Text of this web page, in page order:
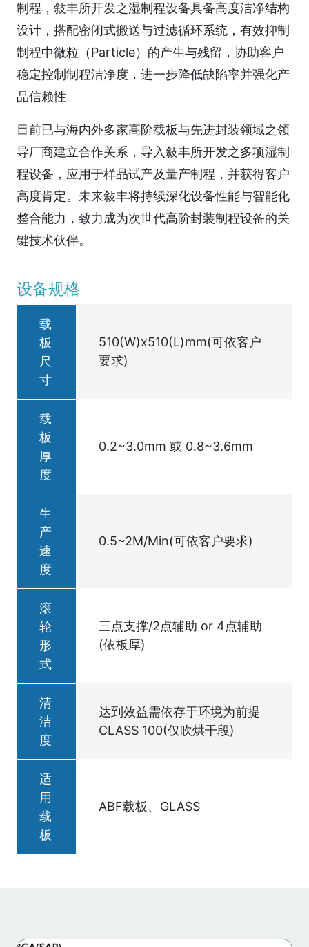
制程，敍丰所开发之湿制程设备具备高度洁净结构
设计，搭配密闭式搬送与过滤循环系统，有效抑制
制程中微粒（Particle）的产生与残留，协助客户
稳定控制制程洁净度，进一步降低缺陷率并强化产
品信赖性。
目前已与海内外多家高阶载板与先进封装领域之领
导厂商建立合作关系，导入敍丰所开发之多项湿制
程设备，应用于样品试产及量产制程，并获得客户
高度肯定。未来敍丰将持续深化设备性能与智能化
整合能力，致力成为次世代高阶封装制程设备的关
键技术伙伴。
设备规格
载
板
尺
寸
510(W)x510(L)mm(可依客户
要求)
载
板
厚
度
0.2~3.0mm 或 0.8~3.6mm
生
产
速
度
0.5~2M/Min(可依客户要求)
滚
轮
形
式
三点支撑/2点辅助 or 4点辅助
(依板厚)
清
洁
度
达到效益需依存于环境为前提
CLASS 100(仅吹烘干段)
适
用
载
板
ABF载板、GLASS